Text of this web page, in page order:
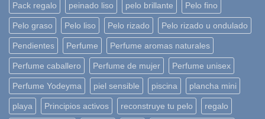
Pack regalo peinado liso pelo brillante Pelo fino
Pelo graso Pelo liso Pelo rizado Pelo rizado u ondulado
Pendientes Perfume Perfume aromas naturales
Perfume caballero Perfume de mujer Perfume unisex
Perfume Yodeyma piel sensible piscina plancha mini
playa Principios activos reconstruye tu pelo regalo